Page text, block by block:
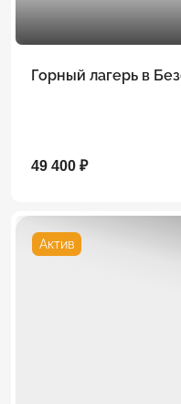
Горный лагерь в
49 400 ₽
Актив